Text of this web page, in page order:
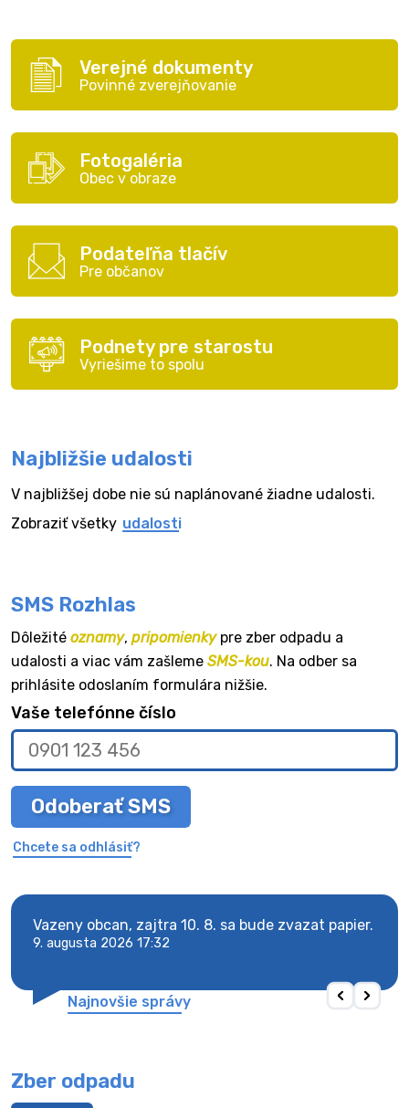
Verejné dokumenty
Povinné zverejňovanie
Fotogaléria
Obec v obraze
Podateľňa tlačív
Pre občanov
Podnety pre starostu
Vyriešime to spolu
Najbližšie udalosti
V najbližšej dobe nie sú naplánované žiadne udalosti.
Zobraziť všetky udalosti
SMS Rozhlas
Dôležité oznamy, pripomienkypre zber odpadu a
udalosti a viac vám zašleme SMS-kou. Na odber sa
prihlásite odoslaním formulára nižšie.
Vaše telefónne číslo
Odoberať SMS
Chcete sa odhlásiť?
Vazeny obcan, zajtra 10. 8. sa bude zvazat papier.
9. augusta 2026 17:32
Najnovšie správy
Zber odpadu